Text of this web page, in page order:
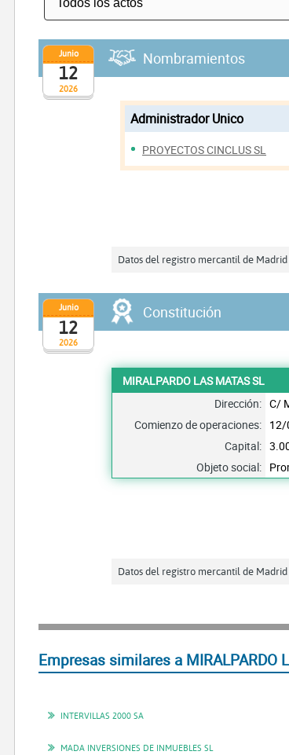
2026
Junio
12
Nombramientos
Administrador Unico
PROYECTOS CINCLUS SL
Datos del registro mercantil de Madrid
2026
Junio
12
Constitución
MIRALPARDO LAS MATAS SL
Dirección: C/
Comienzo de operaciones:
Capital:
Objeto social:
Datos del registro mercantil de Madrid
Empresas similares a MIRALPARDO
INTERVILLAS 2000 SA
MADA INVERSIONES DE INMUEBLES SL